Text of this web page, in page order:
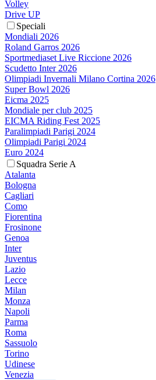
Volley
Drive UP
Speciali
Mondiali 2026
Roland Garros 2026
Sportmediaset Live Riccione 2026
Scudetto Inter 2026
Olimpiadi Invernali Milano Cortina 2026
Super Bowl 2026
Eicma 2025
Mondiale per club 2025
EICMA Riding Fest 2025
Paralimpiadi Parigi 2024
Olimpiadi Parigi 2024
Euro 2024
Squadra Serie A
Atalanta
Bologna
Cagliari
Como
Fiorentina
Frosinone
Genoa
Inter
Juventus
Lazio
Lecce
Milan
Monza
Napoli
Parma
Roma
Sassuolo
Torino
Udinese
Venezia